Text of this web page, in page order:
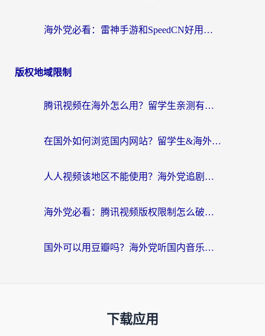
海外党必看：雷神手游和SpeedCN好用吗？3招选对回国加速器无缝刷国内资源
版权地域限制
腾讯视频在海外怎么用？留学生亲测有效的回国加速器攻略
在国外如何浏览国内网站？留学生&海外华人的无缝访问指南
人人视频该地区不能使用？海外党追剧看片的终极解决方案来了
海外党必看：腾讯视频版权限制怎么破？3步让你轻松追剧
国外可以用豆瓣吗？海外党听国内音乐听书的实用指南
下载应用